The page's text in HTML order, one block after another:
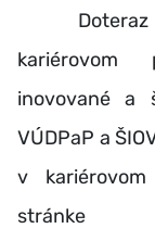
Doteraz
kariérovom
inovované a
VÚDPaP a
v